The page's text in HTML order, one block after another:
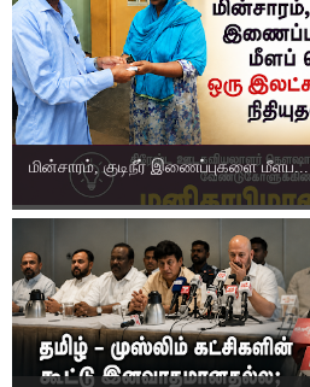
மின்சாரம், குடிநீர் இணைப்புகளை மீளப...